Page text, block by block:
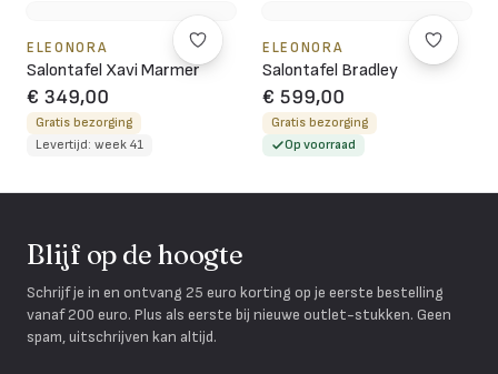
ELEONORA
Salontafel Xavi Marmer
€ 349,00
Gratis bezorging
Levertijd: week 41
ELEONORA
Salontafel Bradley
€ 599,00
Gratis bezorging
Op voorraad
Blijf op de hoogte
Schrijf je in en ontvang 25 euro korting op je eerste bestelling
vanaf 200 euro. Plus als eerste bij nieuwe outlet-stukken. Geen
spam, uitschrijven kan altijd.